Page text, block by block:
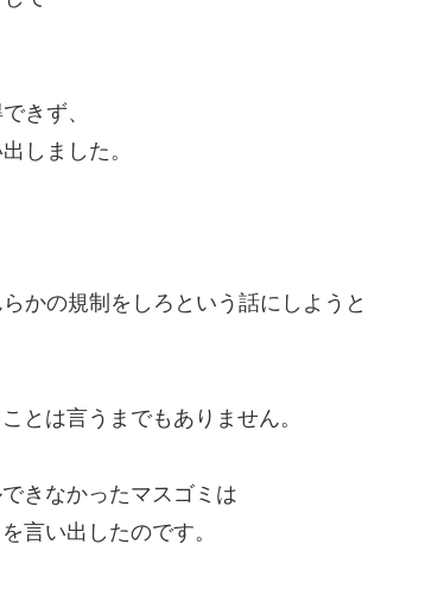
きず、
しました。
かの規制をしろという話にしようと
とは言うまでもありません。
きなかったマスゴミは
言い出したのです。